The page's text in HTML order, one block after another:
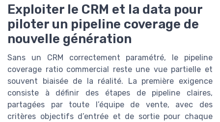
Exploiter le CRM et la data pour
piloter un pipeline coverage de
nouvelle génération
Sans un CRM correctement paramétré, le pipeline
coverage ratio commercial reste une vue partielle et
souvent biaisée de la réalité. La première exigence
consiste à définir des étapes de pipeline claires,
partagées par toute l’équipe de vente, avec des
critères objectifs d’entrée et de sortie pour chaque